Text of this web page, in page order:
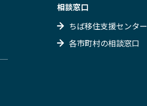
相談窓口
ちば移住支援センター
各市町村の相談窓口